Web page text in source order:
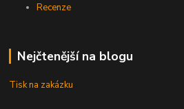
Recenze
Nejčtenější na blogu
Tisk na zakázku